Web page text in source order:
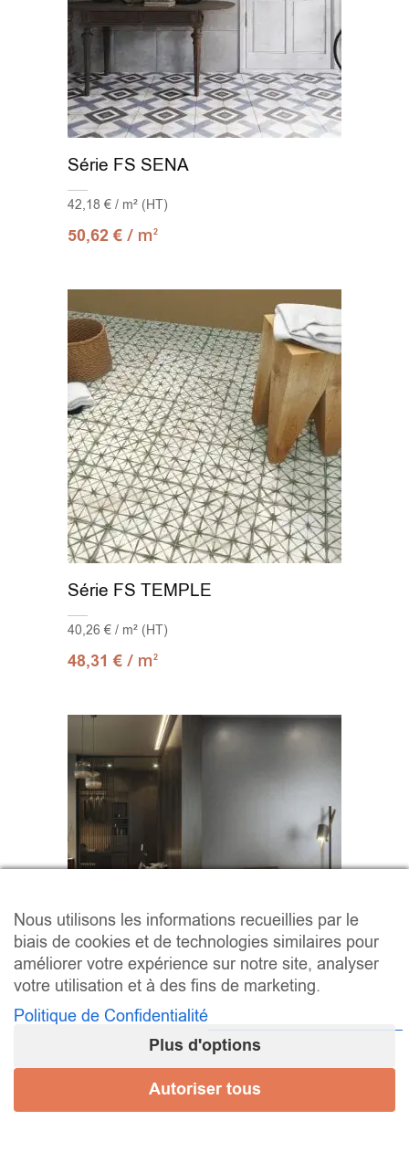
Série FS SENA
42,18 € / m² (HT)
50,62€ / m2
Série FS TEMPLE
40,26 € / m² (HT)
48,31€ / m2
Série GRANITE
24,12 € - 36,00 € / m² (HT)
43,20€/ m2
Nous utilisons les informations recueillies par le
biais de cookies et de technologies similaires pour
améliorer votre expérience sur notre site, analyser
votre utilisation et à des fins de marketing.
Politique de Confidentialité
Plus d'options
Autoriser tous